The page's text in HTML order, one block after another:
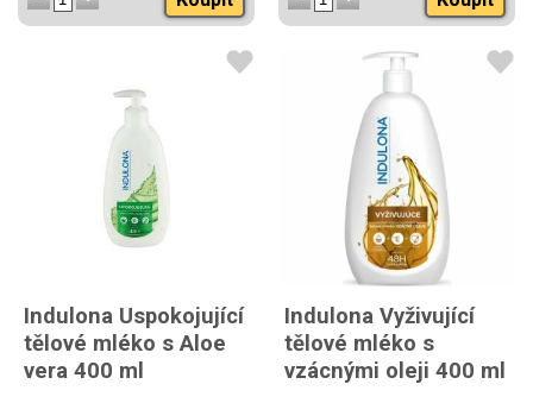
Indulona Uspokojující
tělové mléko s Aloe
vera 400 ml
Indulona Vyživující
tělové mléko s
vzácnými oleji 400 ml